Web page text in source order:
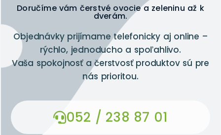
Doručíme vám čerstvé ovocie a zeleninu až k
dverám.
Objednávky prijímame telefonicky aj online –
rýchlo, jednoducho a spoľahlivo.
Vaša spokojnosť a čerstvosť produktov sú pre
nás prioritou.
052 / 238 87 01